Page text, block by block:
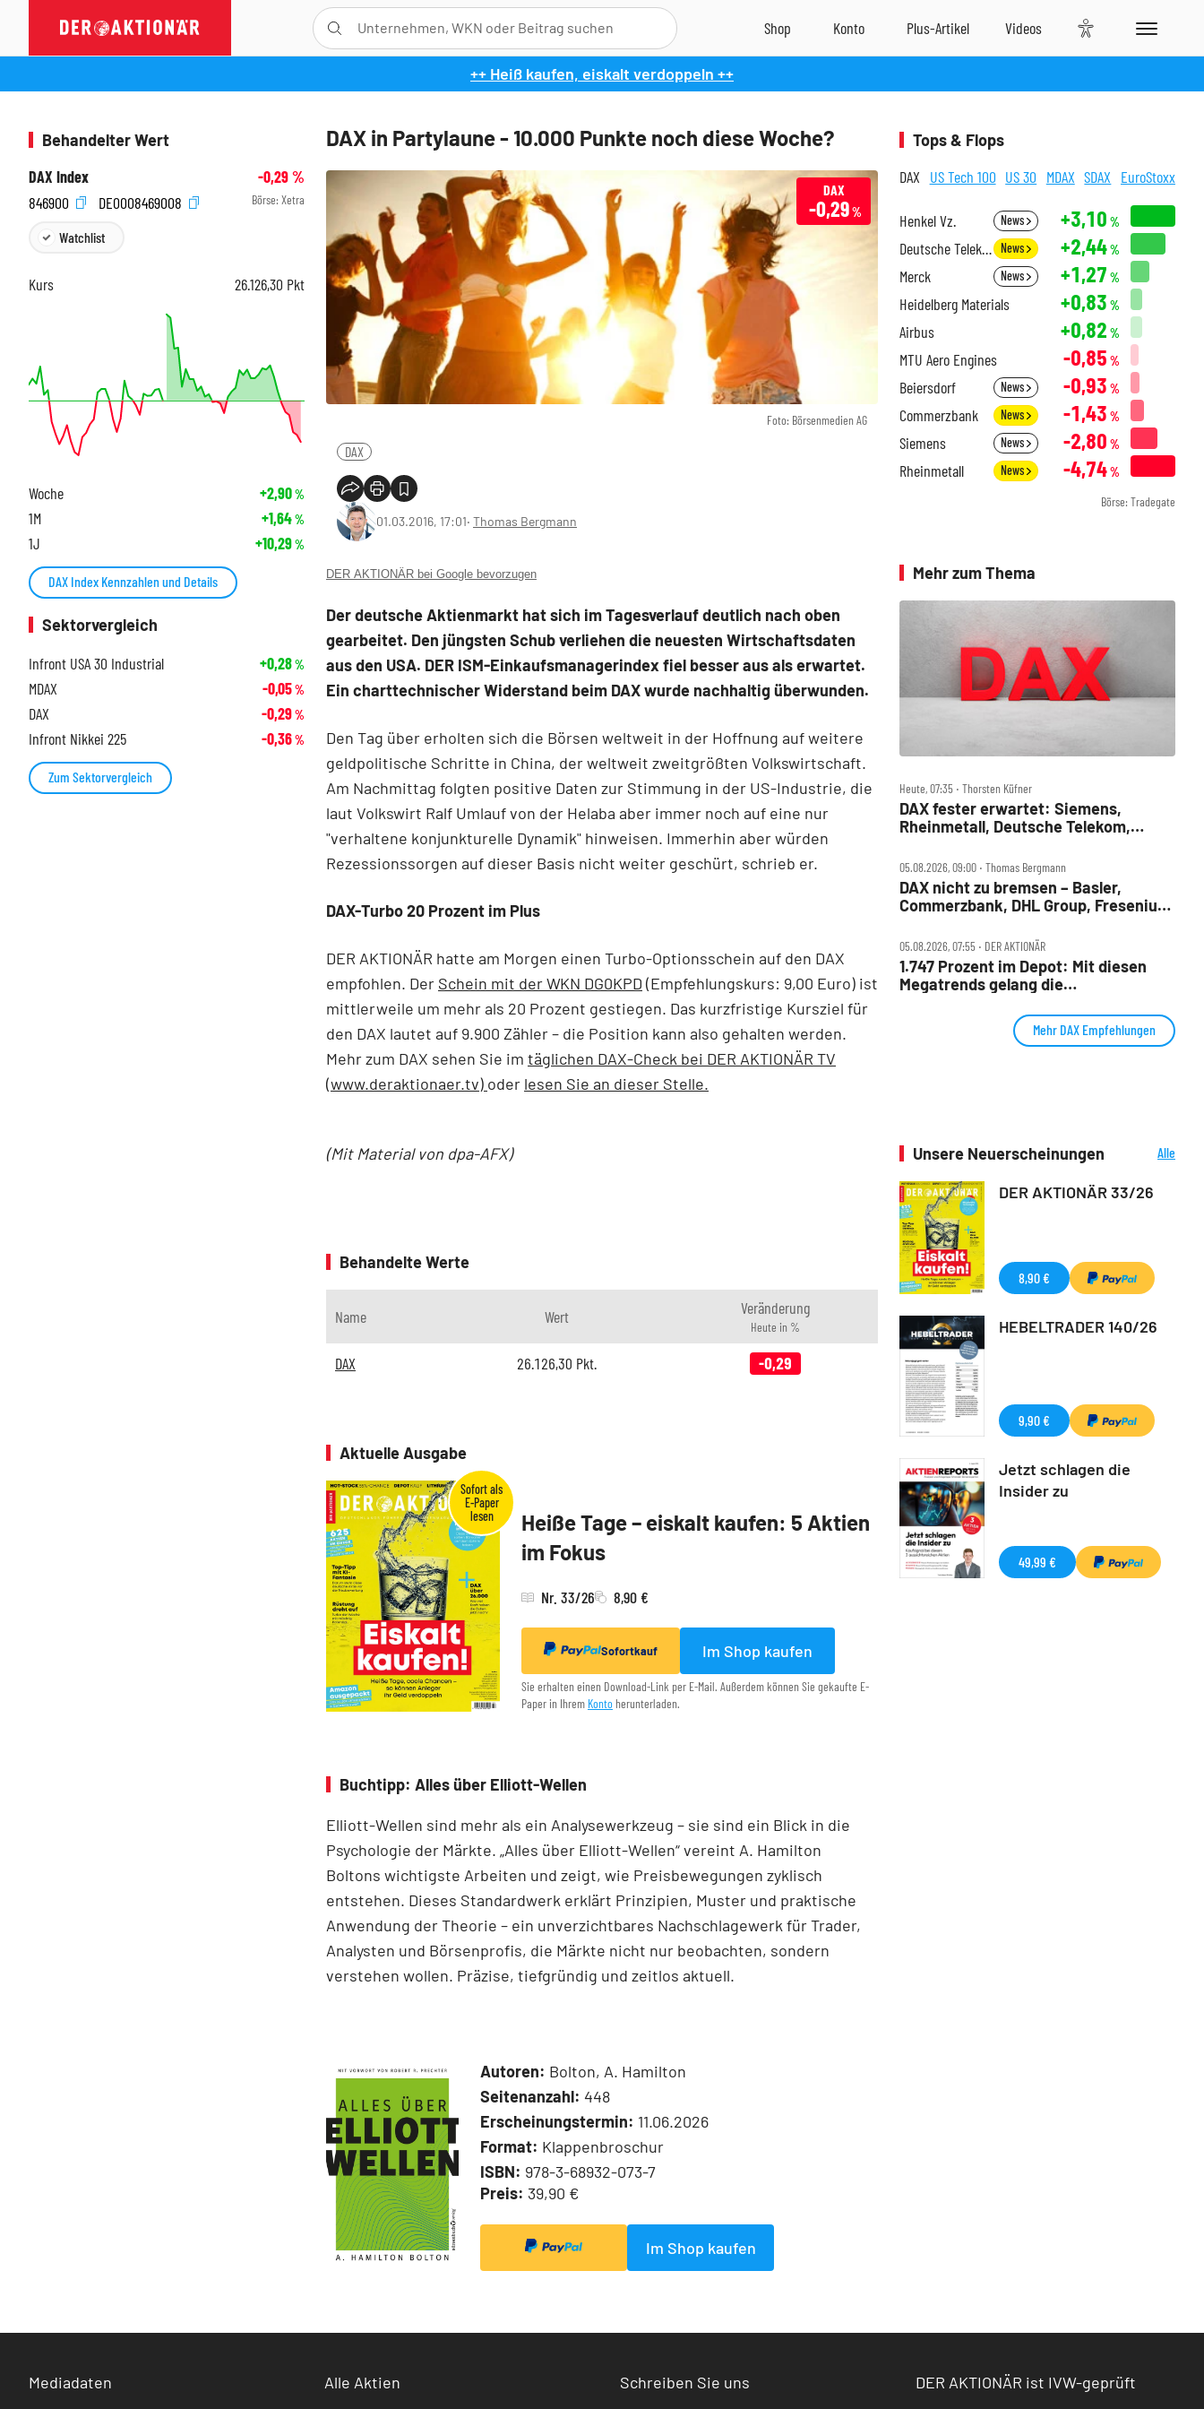
++ Heiß kaufen, eiskalt verdoppeln ++
DAX in Partylaune - 10.000 Punkte noch diese Woche?
Foto: Börsenmedien AG
DAX
-0,29%
DAX
01.03.2016, 17:01‧ Thomas Bergmann
DER AKTIONÄR bei Google bevorzugen
Der deutsche Aktienmarkt hat sich im Tagesverlauf deutlich nach oben
gearbeitet. Den jüngsten Schub verliehen die neuesten Wirtschaftsdaten
aus den USA. DER ISM-Einkaufsmanagerindex fiel besser aus als erwartet.
Ein charttechnischer Widerstand beim DAX wurde nachhaltig überwunden.
Den Tag über erholten sich die Börsen weltweit in der Hoffnung auf weitere
geldpolitische Schritte in China, der weltweit zweitgrößten Volkswirtschaft.
Am Nachmittag folgten positive Daten zur Stimmung in der US-Industrie, die
laut Volkswirt Ralf Umlauf von der Helaba aber immer noch auf eine nur
"verhaltene konjunkturelle Dynamik" hinweisen. Immerhin aber würden
Rezessionssorgen auf dieser Basis nicht weiter geschürt, schrieb er.
DAX-Turbo 20 Prozent im Plus
DER AKTIONÄR hatte am Morgen einen Turbo-Optionsschein auf den DAX
empfohlen. Der Schein mit der WKN DG0KPD (Empfehlungskurs: 9,00 Euro) ist
mittlerweile um mehr als 20 Prozent gestiegen. Das kurzfristige Kursziel für
den DAX lautet auf 9.900 Zähler – die Position kann also gehalten werden.
Mehr zum DAX sehen Sie im täglichen DAX-Check bei DER AKTIONÄR TV
(www.deraktionaer.tv) oder lesen Sie an dieser Stelle.
(Mit Material von dpa-AFX)
Behandelte Werte
Name Wert Veränderung
Heute in %
DAX 26.126,30 Pkt. -0,29
Aktuelle Ausgabe
Heiße Tage – eiskalt kaufen: 5 Aktien
im Fokus
Nr. 33/26 8,90 €
Sofortkauf Im Shop kaufen
Sie erhalten einen Download-Link per E-Mail. Außerdem können Sie gekaufte E-
Paper in Ihrem Konto herunterladen.
Buchtipp: Alles über Elliott-Wellen
Elliott-Wellen sind mehr als ein Analysewerkzeug – sie sind ein Blick in die
Psychologie der Märkte. „Alles über Elliott-Wellen“ vereint A. Hamilton
Boltons wichtigste Arbeiten und zeigt, wie Preisbewegungen zyklisch
entstehen. Dieses Standardwerk erklärt Prinzipien, Muster und praktische
Anwendung der Theorie – ein unverzichtbares Nachschlagewerk für Trader,
Analysten und Börsenprofis, die Märkte nicht nur beobachten, sondern
verstehen wollen. Präzise, tiefgründig und zeitlos aktuell.
Autoren: Bolton, A. Hamilton
Seitenanzahl: 448
Erscheinungstermin: 11.06.2026
Format: Klappenbroschur
ISBN: 978-3-68932-073-7
Preis: 39,90 €
Im Shop kaufen
Behandelter Wert
DAX Index
-0,29%
846900
DE0008469008 Börse: Xetra
Watchlist
Kurs 26.126,30 Pkt
Woche +2,90%
1M +1,64%
1J +10,29%
DAX Index Kennzahlen und Details
Sektorvergleich
Infront USA 30 Industrial
+0,28%
MDAX -0,05%
DAX -0,29%
Infront Nikkei 225 -0,36%
Zum Sektorvergleich
Tops & Flops
DAX US Tech 100 US 30 MDAX SDAX EuroStoxx
Henkel Vz. News +3,10 %
Deutsche Telekom News +2,44%
Merck News +1,27 %
Heidelberg Materials +0,83 %
Airbus +0,82 %
MTU Aero Engines -0,85 %
Beiersdorf News -0,93 %
Commerzbank News -1,43 %
Siemens News -2,80 %
Rheinmetall News -4,74%
Börse: Tradegate
Mehr zum Thema
Heute, 07:35 ‧ Thorsten Küfner
DAX fester erwartet: Siemens,
Rheinmetall, Deutsche Telekom,
05.08.2026, 09:00 ‧ Thomas Bergmann
DAX nicht zu bremsen – Basler,
Commerzbank, DHL Group, Fresenius,
05.08.2026, 07:55 ‧ DER AKTIONÄR
1.747 Prozent im Depot: Mit diesen
Megatrends gelang die
Mehr DAX Empfehlungen
Unsere Neuerscheinungen
Alle
DER AKTIONÄR 33/26
8,90 €
HEBELTRADER 140/26
9,90 €
Jetzt schlagen die
Insider zu
49,99 €
Mediadaten
Alle Aktien
Schreiben Sie uns DER AKTIONÄR ist IVW-geprüft